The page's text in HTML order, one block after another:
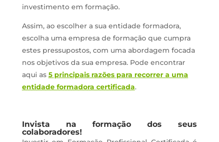
investimento em formação.
Assim, ao escolher a sua entidade formadora,
escolha uma empresa de formação que cumpra
estes pressupostos, com uma abordagem focada
nos objetivos da sua empresa. Pode encontrar
aqui as 5 principais razões para recorrer a uma
entidade formadora certificada.
Invista na formação dos seus
colaboradores!